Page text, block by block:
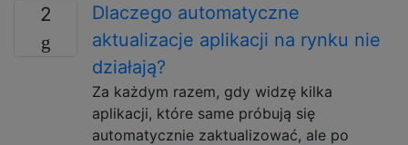
2
Dlaczego automatyczne
aktualizacje aplikacji na rynku nie
działają?
Za każdym razem, gdy widzę kilka
aplikacji, które same próbują się
automatycznie zaktualizować, ale po